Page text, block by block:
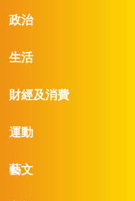
政治
生活
財經及消費
運動
藝文